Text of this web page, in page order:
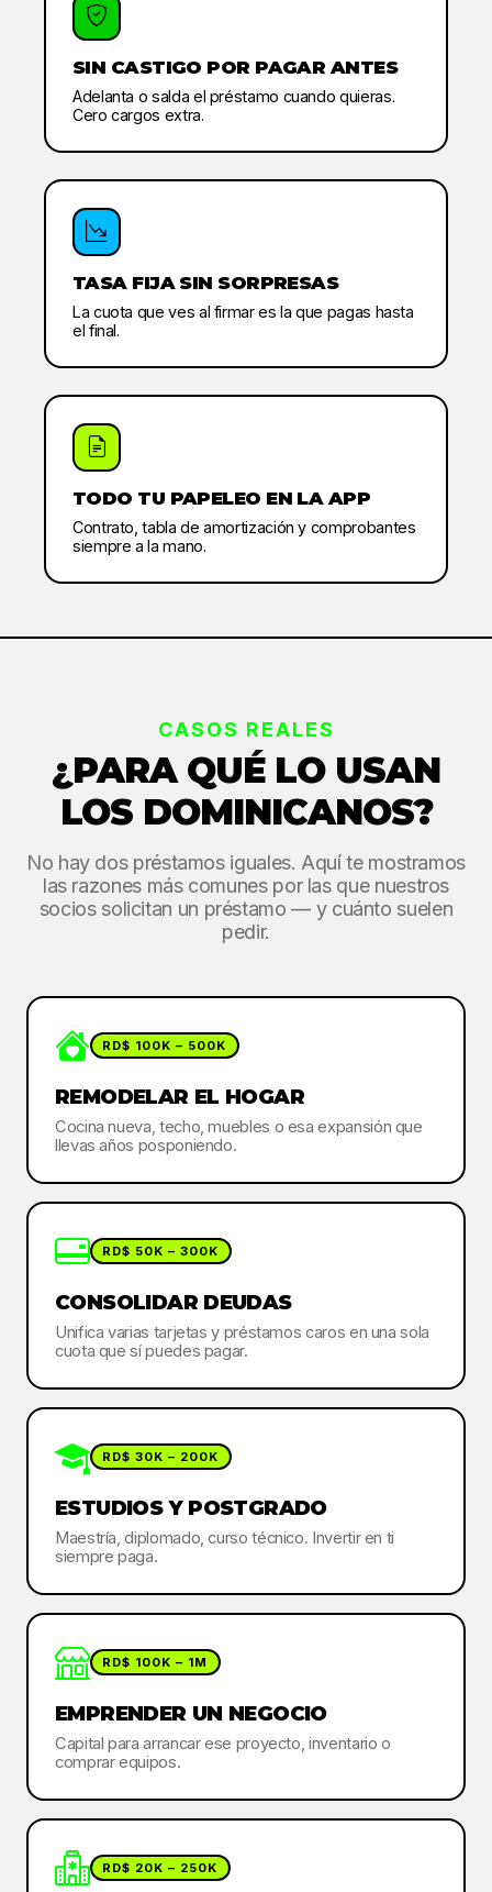
SIN CASTIGO POR PAGAR ANTES
Adelanta o salda el préstamo cuando quieras.
Cero cargos extra.
TASA FIJA SIN SORPRESAS
La cuota que ves al firmar es la que pagas hasta
el final.
TODO TU PAPELEO EN LA APP
Contrato, tabla de amortización y comprobantes
siempre a la mano.
CASOS REALES
¿PARA QUÉ LO USAN
LOS DOMINICANOS?
No hay dos préstamos iguales. Aquí te mostramos
las razones más comunes por las que nuestros
socios solicitan un préstamo — y cuánto suelen
pedir.
RD$ 100K – 500K
REMODELAR EL HOGAR
Cocina nueva, techo, muebles o esa expansión que
llevas años posponiendo.
RD$ 50K – 300K
CONSOLIDAR DEUDAS
Unifica varias tarjetas y préstamos caros en una sola
cuota que sí puedes pagar.
RD$ 30K – 200K
ESTUDIOS Y POSTGRADO
Maestría, diplomado, curso técnico. Invertir en ti
siempre paga.
RD$ 100K – 1M
EMPRENDER UN NEGOCIO
Capital para arrancar ese proyecto, inventario o
comprar equipos.
RD$ 20K – 250K